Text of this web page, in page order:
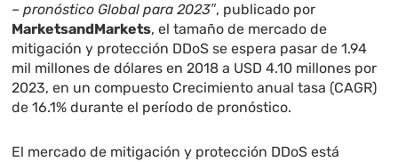
– pronóstico Global para 2023″, publicado por
MarketsandMarkets, el tamaño de mercado de
mitigación y protección DDoS se espera pasar de 1.94
mil millones de dólares en 2018 a USD 4.10 millones por
2023, en un compuesto Crecimiento anual tasa (CAGR)
de 16.1% durante el período de pronóstico.
El mercado de mitigación y protección DDoS está